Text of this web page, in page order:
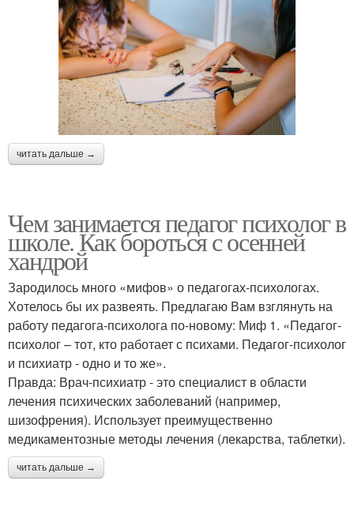
читать дальше →
Чем занимается педагог психолог в
школе. Как бороться с осенней
хандрой
Зародилось много «мифов» о педагогах-психологах.
Хотелось бы их развеять. Предлагаю Вам взглянуть на
работу педагога-психолога по-новому: Миф 1. «Педагог-
психолог – тот, кто работает с психами. Педагог-психолог
и психиатр - одно и то же».
Правда: Врач-психиатр - это специалист в области
лечения психических заболеваний (например,
шизофрения). Использует преимущественно
медикаментозные методы лечения (лекарства, таблетки).
читать дальше →